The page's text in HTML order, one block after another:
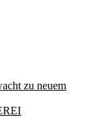
zu neuem